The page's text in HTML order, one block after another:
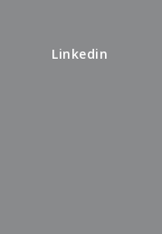
Linkedin